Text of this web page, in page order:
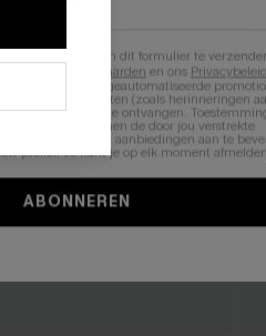
in te vullen en dit formulier te
Algemene Voorwaarden en ons Privacybeleid
in om herhaalde geautomatiseerde
marketingberichten (zoals herinneringen
van Cupshe te ontvangen.
aankoop. We kunnen de door jou verstrekte
om producten en aanbiedingen aan te
profiel. Je kunt je op elk moment
ABONNEREN